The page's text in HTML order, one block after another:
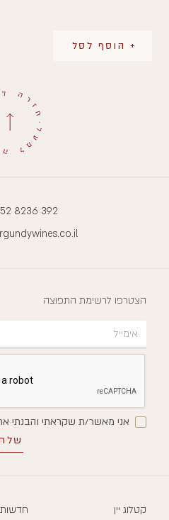
+ הוסף לסל
8236 392
הצטרפו לרשימת התפוצה
אני מאשר/ת שקראתי והבנתי
קטלוג יין חדשות